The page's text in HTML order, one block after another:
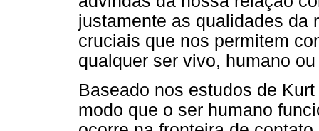
justamente as qualidades da
cruciais que nos permitem
qualquer ser vivo, humano
Baseado nos estudos de
modo que o ser humano